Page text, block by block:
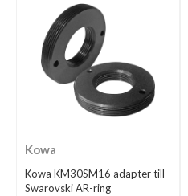
Kowa
Kowa KM30SM16 adapter till
Swarovski AR-ring